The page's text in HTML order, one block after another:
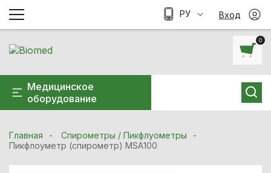
0
Медицинское
оборудование
РУ Вход
Главная
Спирометры / Пикфлуометры
Пикфлоуметр (спирометр) MSA100